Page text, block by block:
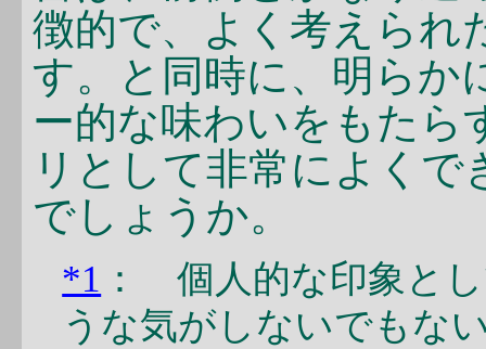
徴的で、よく考えられ
す。と同時に、明らか
ー的な味わいをもたら
リとして非常によく
でしょうか。
*1 ： 個人的な印象と
うな気がしないでも